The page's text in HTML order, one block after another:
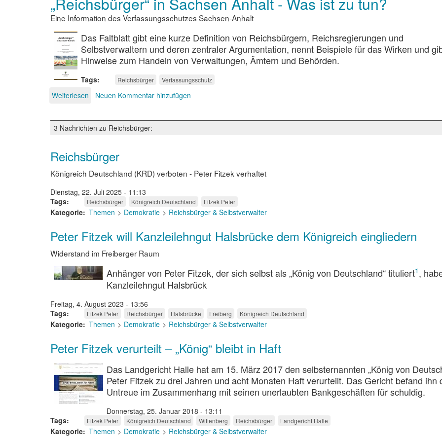
„Nationalismus“
Eine Information des Verfassungsschutzes Sachsen-Anhalt
Das Faltblatt gibt eine kurze Definition von Reichsbürgern, Reichsregierungen und
Selbstverwaltern und deren zentraler Argumentation, nennt Beispiele für das Wirken und
Hinweise zum Handeln von Verwaltungen, Ämtern und Behörden.
Tags Reichsbürger Verfassungsschutz
Weiterlesen über
Sachsen
Anhalt
Was
ist
zu
tun?
Neuen Kommentar hinzufügen
3 Nachrichten zu Reichsbürger:
Reichsbürger
Königreich Deutschland (KRD) verboten - Peter Fitzek verhaftet
Dienstag, 22. Juli 2025 - 11:13
Tags
Reichsbürger Königreich Deutschland Fitzek Peter
Kategorie Themen Demokratie Reichsbürger & Selbstverwalter
Peter Fitzek will Kanzleilehngut Halsbrücke dem Königreich eingliedern
Widerstand im Freiberger Raum
Anhänger von Peter Fitzek, der sich selbst als „König von Deutschland“ tituliert1,
Kanzleilehngut Halsbrück
Freitag, 4. August 2023 - 13:56
Tags
Fitzek Peter Reichsbürger Halsbrücke Freiberg Königreich Deutschland
Kategorie Themen Demokratie Reichsbürger & Selbstverwalter
Peter Fitzek verurteilt – „König“ bleibt in Haft
Das Landgericht Halle hat am 15. März 2017 den selbsternannten „König von
Peter Fitzek zu drei Jahren und acht Monaten Haft verurteilt. Das Gericht befand ihn
Untreue im Zusammenhang mit seinen unerlaubten Bankgeschäften für schuldig.
Donnerstag, 25. Januar 2018 - 13:11
Tags
Fitzek Peter Königreich Deutschland Wittenberg Reichsbürger Landgericht Halle
Kategorie Themen Demokratie Reichsbürger & Selbstverwalter